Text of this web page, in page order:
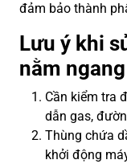
đảm bảo thành
Lưu ý khi
nằm
Cần kiểm tra
dẫn gas,
Thùng chứa
khởi động